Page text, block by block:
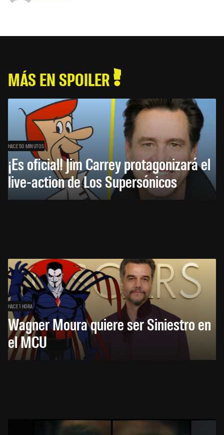
MÁS EN SPOILER
HACE 50 MINUTOS
¡Es oficial! Jim Carrey protagonizará el
live-action de Los Supersónicos
HACE 1 HORA
Wagner Moura quiere ser Siniestro en
el MCU